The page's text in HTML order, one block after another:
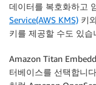
데이터를 복호화하고
Service(AWS KMS) 키
키를 제공할 수도 있습
Amazon Titan
터베이스를 선택합니